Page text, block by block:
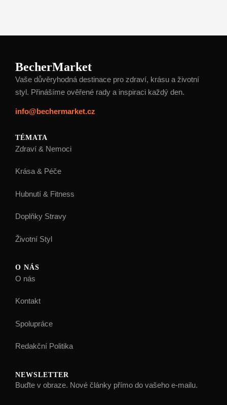
BecherMarket
Vaše důvěryhodná destinace pro zdraví, krásu a životní
styl. Přinášíme ověřené rady a inspiraci každý den.
info@bechermarket.cz
TÉMATA
Zdraví & Nemoci
Krása & Péče
Hubnutí & Fitness
Doplňky Stravy
Životní Styl
O NÁS
O nás
Kontakt
Spolupráce
Redakční Politika
NEWSLETTER
Buďte v obraze. Nové články přímo do vašeho e-mailu.